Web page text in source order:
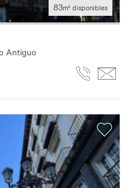
83m² disponibles
Antiguo